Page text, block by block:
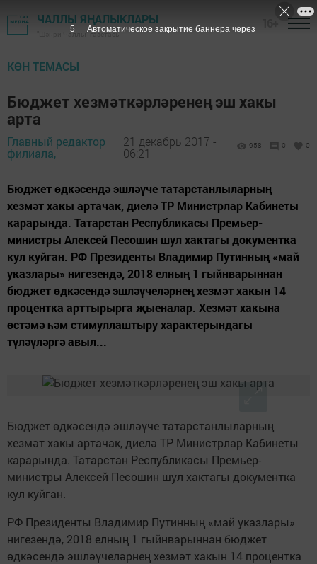
ЧАЛЛЫ ЯҢАЛЫКЛАРЫ
"Шәһри Чаллы" газетасы
КӨН ТЕМАСЫ
Бюджет хезмәткәрләренең эш хакы
арта
Главный редактор
филиала,
21 декабрь 2017 -
06:21
958 0 0
Бюджет өдкәсендә эшләүче татарстанлыларның
хезмәт хакы артачак, диелә ТР Министрлар Кабинеты
карарында. Татарстан Республикасы Премьер-
министры Алексей Песошин шул хактагы документка
кул куйган. РФ Президенты Владимир Путинның «май
указлары» нигезендә, 2018 елның 1 гыйнварыннан
бюджет өдкәсендә эшләүчеләрнең хезмәт хакын 14
процентка арттырырга җыеналар. Хезмәт хакына
өстәмә һәм стимуллаштыру характерындагы
түләүләргә авыл...
Бюджет өдкәсендә эшләүче татарстанлыларның
хезмәт хакы артачак, диелә ТР Министрлар Кабинеты
карарында. Татарстан Республикасы Премьер-
министры Алексей Песошин шул хактагы документка
кул куйган.
РФ Президенты Владимир Путинның «май указлары»
нигезендә, 2018 елның 1 гыйнварыннан бюджет
өдкәсендә эшләүчеләрнең хезмәт хакын 14 процентка
4 Автоматическое закрытие баннера через